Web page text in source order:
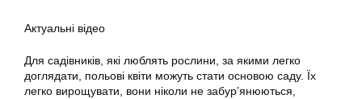
Актуальні відео
Для садівників, які люблять рослини, за якими легко
доглядати, польові квіти можуть стати основою саду. Їх
легко вирощувати, вони ніколи не забур’янюються,